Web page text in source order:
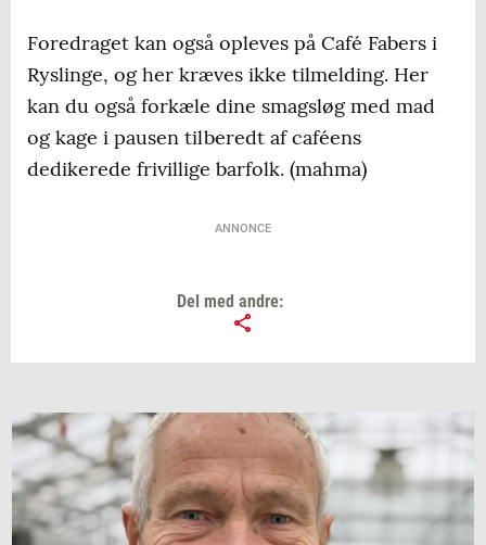
Foredraget kan også opleves på Café Fabers i
Ryslinge, og her kræves ikke tilmelding. Her
kan du også forkæle dine smagsløg med mad
og kage i pausen tilberedt af caféens
dedikerede frivillige barfolk. (mahma)
ANNONCE
Del med andre: